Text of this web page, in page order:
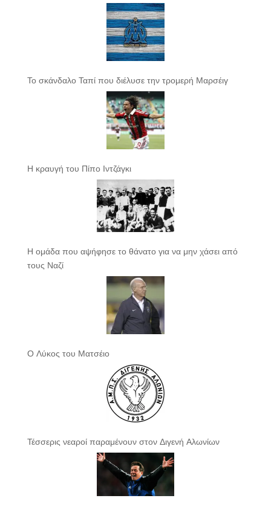
Το σκάνδαλο Ταπί που διέλυσε την τρομερή Μαρσέιγ
Η κραυγή του Πίπο Ιντζάγκι
Η ομάδα που αψήφησε το θάνατο για να μην χάσει από
τους Ναζί
Ο Λύκος του Ματσέιο
Τέσσερις νεαροί παραμένουν στον Διγενή Αλωνίων